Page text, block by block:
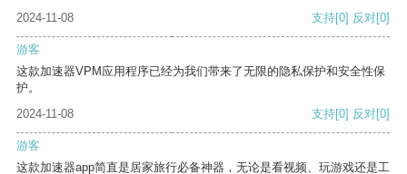
2024-11-08
支持[0] 反对[0]
游客
这款加速器VPM应用程序已经为我们带来了无限的隐私保护和安全性保
护。
2024-11-08
支持[0] 反对[0]
游客
这款加速器app简直是居家旅行必备神器，无论是看视频、玩游戏还是工